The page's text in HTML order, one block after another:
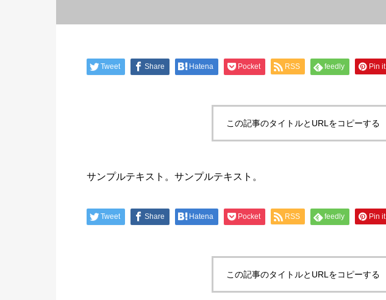
Tweet Share Hatena Pocket RSS feedly Pin it
この記事のタイトルとURLをコピーする
サンプルテキスト。サンプルテキスト。
Tweet Share Hatena Pocket RSS feedly Pin it
この記事のタイトルとURLをコピーする